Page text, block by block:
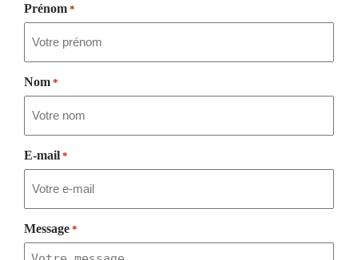
Prénom *
Nom *
E-mail *
Message *